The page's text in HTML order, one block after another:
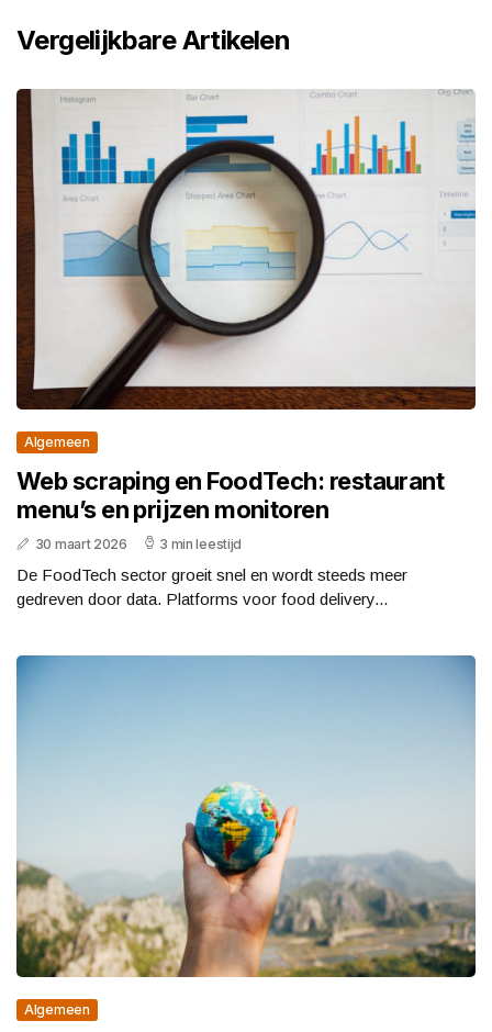
Vergelijkbare Artikelen
Algemeen
Web scraping en FoodTech: restaurant
menu’s en prijzen monitoren
30 maart 2026 3 min leestijd
De FoodTech sector groeit snel en wordt steeds meer
gedreven door data. Platforms voor food delivery...
Algemeen